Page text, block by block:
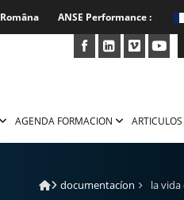
ANSE Performance :
Româna
AGENDA FORMACION ARTICULOS
documentacíon la vida